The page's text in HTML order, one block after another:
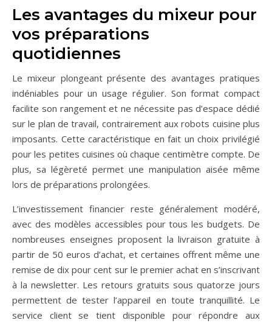
Les avantages du mixeur pour
vos préparations
quotidiennes
Le mixeur plongeant présente des avantages pratiques
indéniables pour un usage régulier. Son format compact
facilite son rangement et ne nécessite pas d’espace dédié
sur le plan de travail, contrairement aux robots cuisine plus
imposants. Cette caractéristique en fait un choix privilégié
pour les petites cuisines où chaque centimètre compte. De
plus, sa légèreté permet une manipulation aisée même
lors de préparations prolongées.
L’investissement financier reste généralement modéré,
avec des modèles accessibles pour tous les budgets. De
nombreuses enseignes proposent la livraison gratuite à
partir de 50 euros d’achat, et certaines offrent même une
remise de dix pour cent sur le premier achat en s’inscrivant
à la newsletter. Les retours gratuits sous quatorze jours
permettent de tester l’appareil en toute tranquillité. Le
service client se tient disponible pour répondre aux